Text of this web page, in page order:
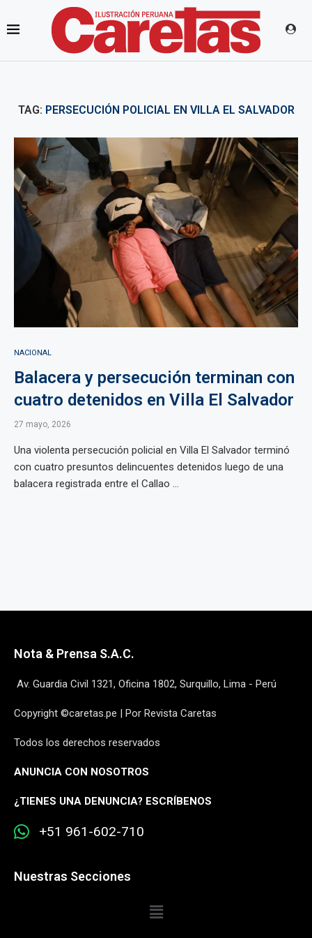
TAG: PERSECUCIÓN POLICIAL EN VILLA EL SALVADOR
NACIONAL
Balacera y persecución terminan con
cuatro detenidos en Villa El Salvador
27 mayo, 2026
Una violenta persecución policial en Villa El Salvador terminó
con cuatro presuntos delincuentes detenidos luego de una
balacera registrada entre el Callao ...
Nota & Prensa S.A.C.
Av. Guardia Civil 1321, Oficina 1802, Surquillo, Lima - Perú
Copyright ©caretas.pe | Por Revista Caretas
Todos los derechos reservados
ANUNCIA CON NOSOTROS
¿TIENES UNA DENUNCIA? ESCRÍBENOS
+51 961-602-710
Nuestras Secciones